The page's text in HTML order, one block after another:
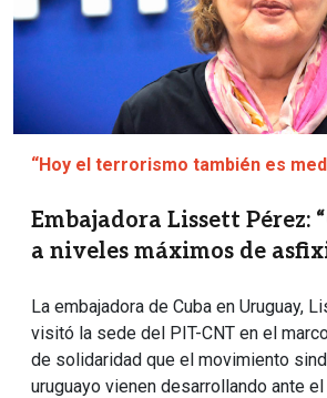
“Hoy el terrorismo también es
Embajadora Lissett Pérez:
a niveles máximos de
La embajadora de Cuba en Uruguay,
visitó la sede del PIT-CNT en el
de solidaridad que el movimiento
uruguayo vienen desarrollando ante